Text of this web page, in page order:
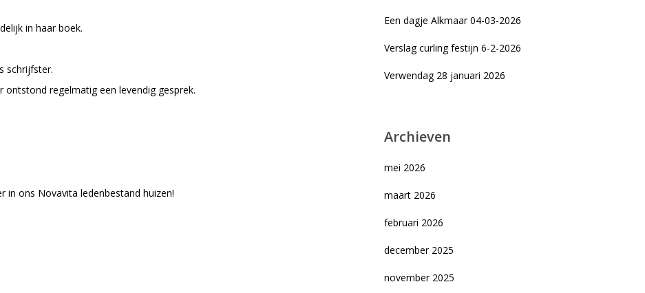
in haar boek.
schrijfster.
regelmatig een levendig gesprek.
in ons Novavita ledenbestand huizen!
Een dagje Alkmaar 04-03-2026
Verslag curling festijn 6-2-2026
Verwendag 28 januari 2026
Archieven
mei 2026
maart 2026
februari 2026
december 2025
november 2025